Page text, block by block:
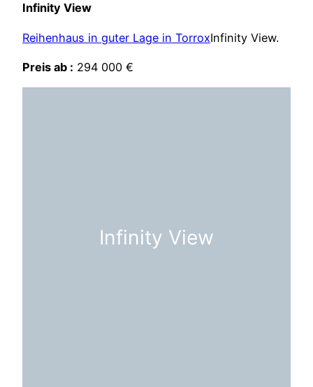
Infinity View
Reihenhaus in guter Lage in TorroxInfinity View.
Preis ab : 294 000 €
Infinity View